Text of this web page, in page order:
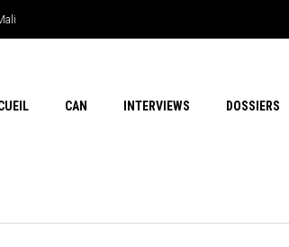
CAN INTERVIEWS DOSSIERS